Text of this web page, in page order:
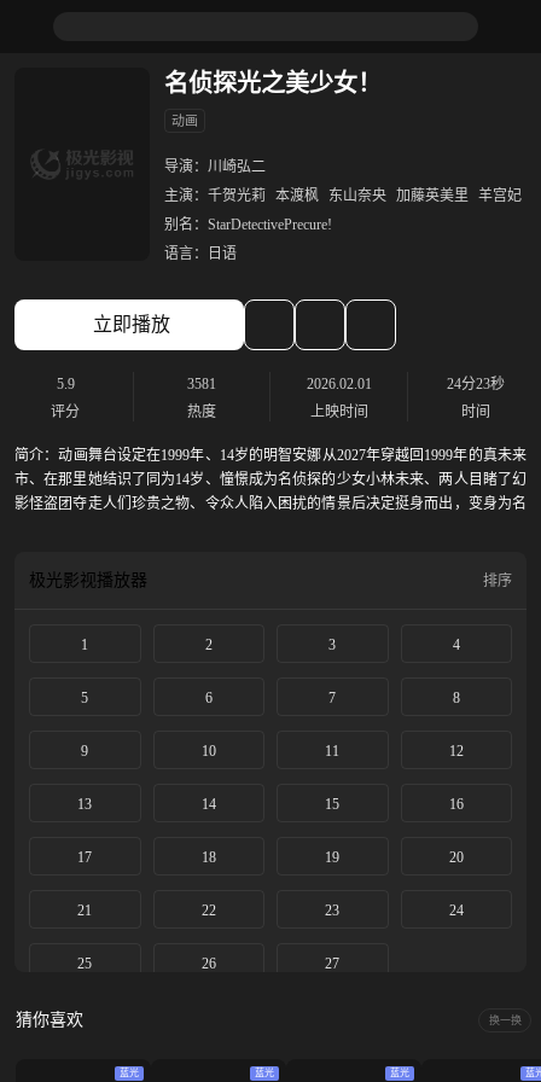
名侦探光之美少女！
动画
导演： 川崎弘二
主演： 千贺光莉 本渡枫 东山奈央 加藤英美里
羊宫妃
别名： StarDetectivePrecure!
语言：
日语
立即播放
5.9
评分
3581
热度
2026.02.01
上映时间
24分23秒
时间
简介：动画舞台设定在1999年、14岁的明智安娜从2027年穿越回1999年的真未来
市、在那里她结识了同为14岁、憧憬成为名侦探的少女小林未来、两人目睹了幻
影怪盗团夺走人们珍贵之物、令众人陷入困扰的情景后决定挺身而出，变身为名
极光影视播放器 排序
1 2 3 4
5 6 7 8
9 10 11 12
13 14 15 16
17 18 19 20
21 22 23 24
25 26 27
猜你喜欢 换一换
蓝光 蓝光 蓝光 蓝